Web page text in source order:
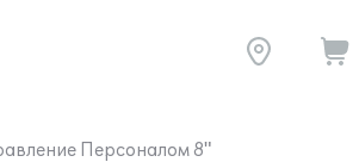
Персоналом 8"